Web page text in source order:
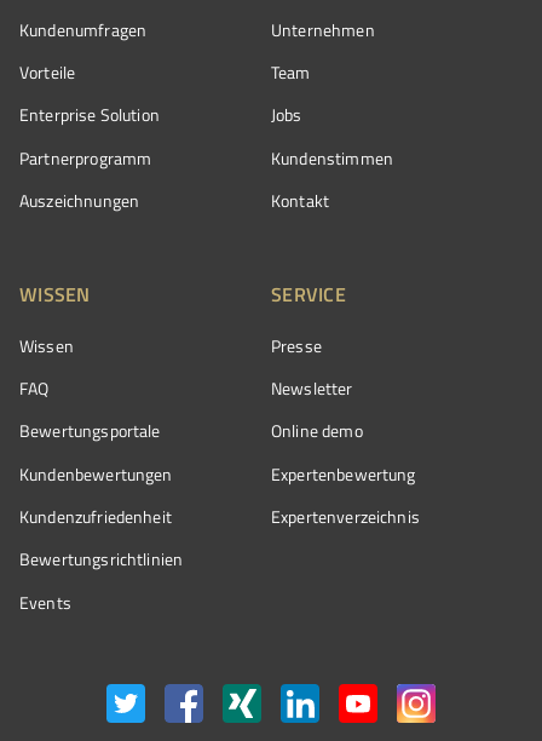
Kundenumfragen
Vorteile
Enterprise Solution
Partnerprogramm
Auszeichnungen
Unternehmen
Team
Jobs
Kundenstimmen
Kontakt
WISSEN
Wissen
FAQ
Bewertungsportale
Kundenbewertungen
Kundenzufriedenheit
Bewertungs­richtlinien
Events
SERVICE
Presse
Newsletter
Online demo
Expertenbewertung
Expertenverzeichnis